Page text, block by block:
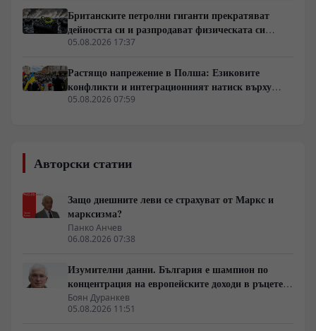
Британските петролни гиганти прекратяват
дейността си и разпродават физическата си
инфраструктура
05.08.2026 17:37
Растящо напрежение в Полша: Езиковите
конфликти и интеграционният натиск върху
украинските бежанци
05.08.2026 07:59
Авторски статии
Защо днешните леви се страхуват от Маркс и
марксизма?
Панко Анчев
06.08.2026 07:38
Изумителни данни. България е шампион по
концентрация на европейските доходи в ръцете
на най-богатия 1%, надминава и САЩ
Боян Дуранкев
05.08.2026 11:51